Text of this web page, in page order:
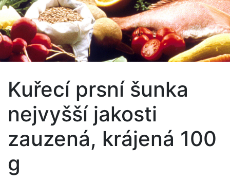
Kuřecí prsní šunka
nejvyšší jakosti
zauzená, krájená 100
g